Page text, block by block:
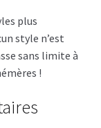
plus
style n’est
sans limite à
!